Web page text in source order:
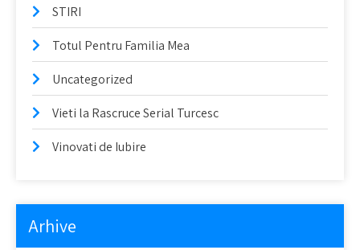
STIRI
Totul Pentru Familia Mea
Uncategorized
Vieti la Rascruce Serial Turcesc
Vinovati de Iubire
Arhive